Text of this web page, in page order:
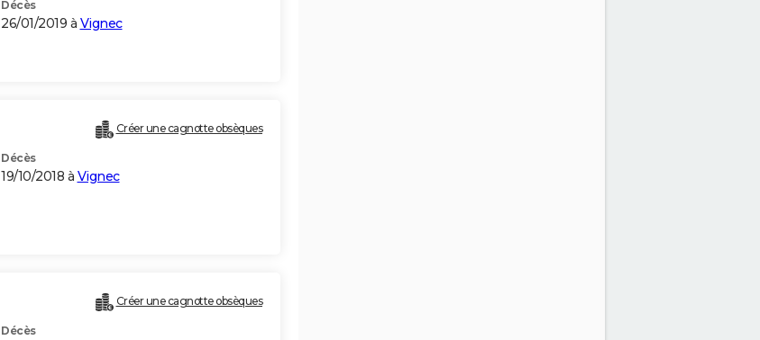
Décès
26/01/2019 à Vignec
Créer une cagnotte obsèques
Décès
19/10/2018 à Vignec
Créer une cagnotte obsèques
Décès